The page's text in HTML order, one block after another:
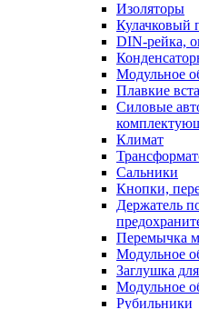
Изоляторы
Кулачковый
DIN-рейка,
Модульное
Плавкие
Силовые
Климат
Сальники
Кнопки,
Держатель
Перемычка
Модульное
Заглушка
Модульное
Рубильники